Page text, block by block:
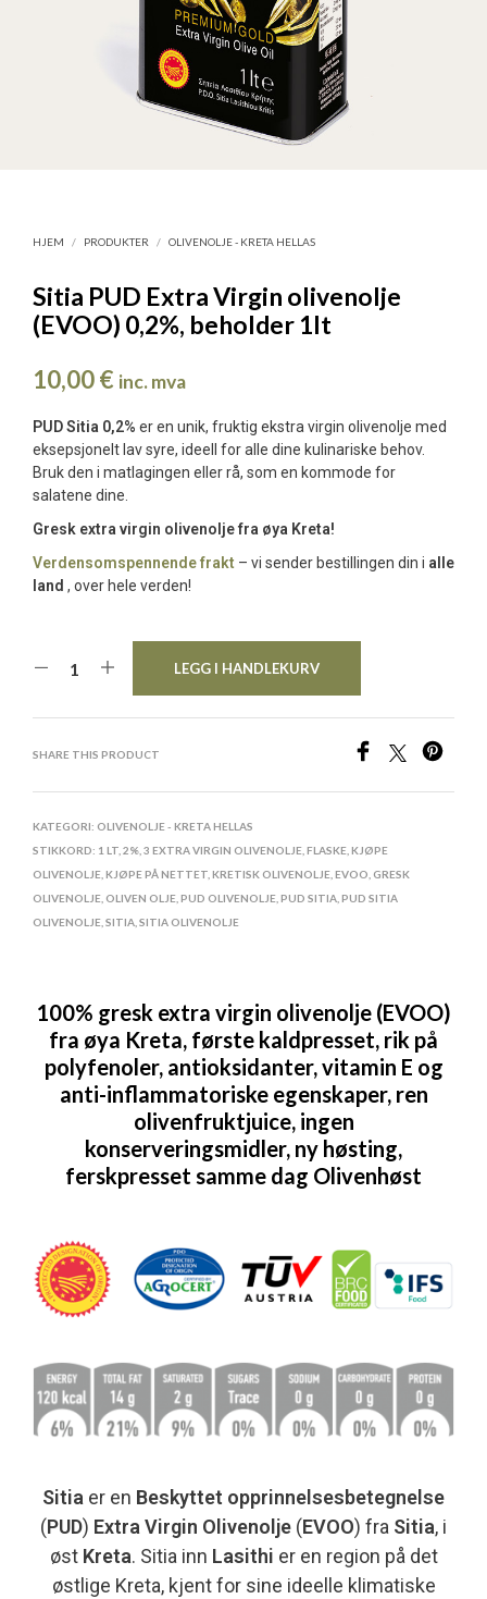
HJEM / PRODUKTER / OLIVENOLJE - KRETA HELLAS
Sitia PUD Extra Virgin olivenolje
(EVOO) 0,2%, beholder 1lt
10,00€ inc. mva
PUD Sitia 0,2% er en unik, fruktig ekstra virgin olivenolje med
eksepsjonelt lav syre, ideell for alle dine kulinariske behov.
Bruk den i matlagingen eller rå, som en kommode for
salatene dine.
Gresk extra virgin olivenolje fra øya Kreta!
Verdensomspennende frakt – vi sender bestillingen din i alle
land , over hele verden!
LEGG I HANDLEKURV
SHARE THIS PRODUCT
KATEGORI: OLIVENOLJE - KRETA HELLAS
STIKKORD: 1 LT 2% 3 EXTRA VIRGIN OLIVENOLJE FLASKE KJØPE
OLIVENOLJE KJØPE PÅ NETTET KRETISK OLIVENOLJE EVOO GRESK
OLIVENOLJE OLIVEN OLJE PUD OLIVENOLJE PUD SITIA PUD SITIA
OLIVENOLJE SITIA SITIA OLIVENOLJE
100% gresk extra virgin olivenolje (EVOO)
fra øya Kreta, første kaldpresset, rik på
polyfenoler, antioksidanter, vitamin E og
anti-inflammatoriske egenskaper, ren
olivenfruktjuice, ingen
konserveringsmidler, ny høsting,
ferskpresset samme dag Olivenhøst
Sitia er en Beskyttet opprinnelsesbetegnelse
(PUD) Extra Virgin Olivenolje (EVOO) fra Sitia, i
øst Kreta. Sitia inn Lasithi er en region på det
østlige Kreta, kjent for sine ideelle klimatiske